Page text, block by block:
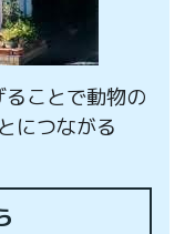
ことで動物の
につながる